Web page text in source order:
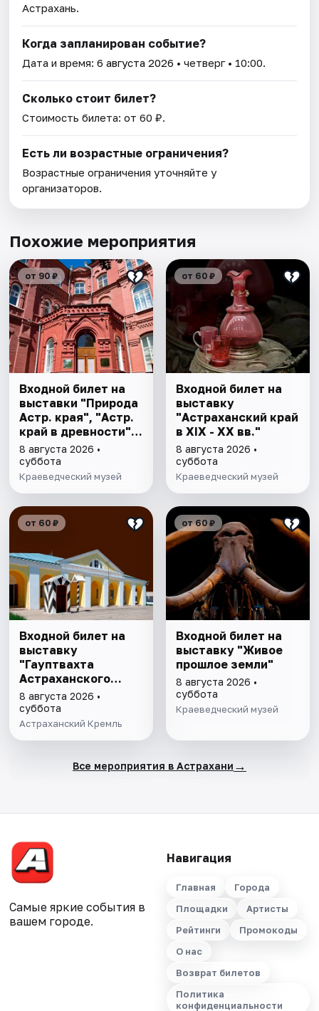
Астрахань.
Когда запланирован событие?
Дата и время:6 августа 2026 • четверг • 10:00.
Сколько стоит билет?
Стоимость билета: от 60 ₽.
Есть ли возрастные ограничения?
Возрастные ограничения уточняйте у
организаторов.
Похожие мероприятия
от 90 ₽
Входной билет на
выставки "Природа
Астр. края", "Астр.
край в древности",
"Заселение Астр.
края"
8 августа 2026 •
суббота
Краеведческий музей
от 60 ₽
Входной билет на
выставку
"Астраханский край
в XIX - XX вв."
8 августа 2026 •
суббота
Краеведческий музей
от 60 ₽
Входной билет на
выставку
"Гауптвахта
Астраханского
гарнизона. XIX в."
8 августа 2026 •
суббота
Астраханский Кремль
от 60 ₽
Входной билет на
выставку "Живое
прошлое земли"
8 августа 2026 •
суббота
Краеведческий музей
Все мероприятия в Астрахани →
Самые яркие события в
вашем городе.
Навигация
Главная
Города
Площадки
Артисты
Рейтинги
Промокоды
О нас
Возврат билетов
Политика
конфиденциальности